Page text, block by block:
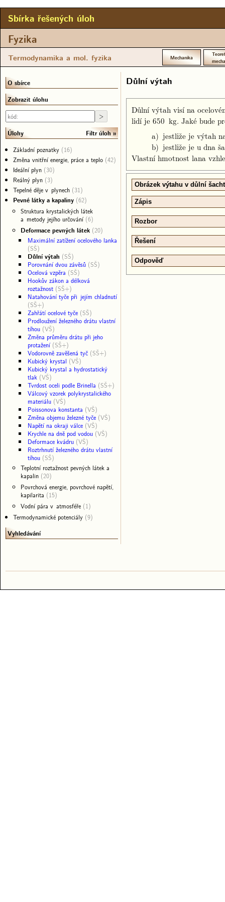
Sbírka řešených úloh
Fyzika
Termodynamika a mol. fyzika Mechanika
Důlní výtah
Důlní výtah visí na
lidí je 650 kg. Jaké bude
a) jestliže je výtah
b) jestliže je u dna
Vlastní hmotnost lana
Obrázek výtahu v důlní
Zápis
Rozbor
Řešení
Odpověď
O sbírce
Zobrazit úlohu
Úlohy
Filtr úloh
Základní poznatky (16)
Změna vnitřní energie, práce a teplo (42)
Ideální plyn (30)
Reálný plyn (3)
Tepelné děje v plynech (31)
Pevné látky a kapaliny (62)
Struktura krystalických látek
a metody jejího určování (6)
Deformace pevných látek (20)
Maximální zatížení ocelového lanka
(SŠ)
Důlní výtah (SŠ)
Porovnání dvou závěsů (SŠ)
Ocelová vzpěra (SŠ)
Hookův zákon a délková
roztažnost (SŠ+)
Natahování tyče při jejím chladnutí
(SŠ+)
Zahřátí ocelové tyče (SŠ)
Prodloužení železného drátu vlastní
tíhou (VŠ)
Změna průměru drátu při jeho
protažení (SŠ+)
Vodorovně zavěšená tyč (SŠ+)
Kubický krystal (VŠ)
Kubický krystal a hydrostatický
tlak (VŠ)
Tvrdost oceli podle Brinella (SŠ+)
Válcový vzorek polykrystalického
materiálu (VŠ)
Poissonova konstanta (VŠ)
Změna objemu železné tyče (VŠ)
Napětí na okraji válce (VŠ)
Krychle na dně pod vodou (VŠ)
Deformace kvádru (VŠ)
Roztrhnutí železného drátu vlastní
tíhou (SŠ)
Teplotní roztažnost pevných látek a
kapalin (20)
Povrchová energie, povrchové napětí,
kapilarita (15)
Vodní pára v atmosféře (1)
Termodynamické potenciály (9)
Vyhledávání